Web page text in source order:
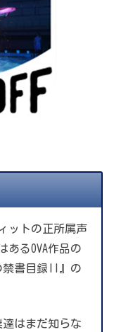
ットの正所属声
あるOVA作品の
禁書目録II』の
はまだ知らな